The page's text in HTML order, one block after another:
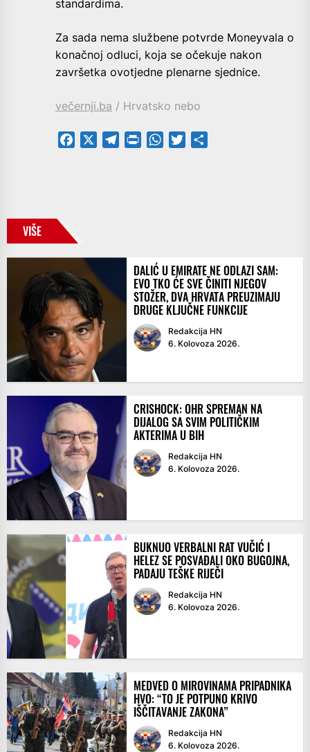
standardima.
Za sada nema službene potvrde Moneyvala o
konačnoj odluci, koja se očekuje nakon
završetka ovotjedne plenarne sjednice.
večernji.ba / Hrvatsko nebo
Facebook TelegramPrintFriendly
WhatsApp
Twitter
VIŠE
DALIĆ U EMIRATE NE ODLAZI SAM:
EVO TKO ĆE SVE ČINITI NJEGOV
STOŽER, DVA HRVATA PREUZIMAJU
DRUGE KLJUČNE FUNKCIJE
Redakcija HN
6. Kolovoza 2026.
CRISHOCK: OHR SPREMAN NA
DIJALOG SA SVIM POLITIČKIM
AKTERIMA U BIH
Redakcija HN
6. Kolovoza 2026.
BUKNUO VERBALNI RAT VUČIĆ I
HELEZ SE POSVAĐALI OKO BUGOJNA,
PADAJU TEŠKE RIJEČI
Redakcija HN
6. Kolovoza 2026.
MEDVED O MIROVINAMA PRIPADNIKA
HVO: “TO JE POTPUNO KRIVO
IŠČITAVANJE ZAKONA”
Redakcija HN
6. Kolovoza 2026.